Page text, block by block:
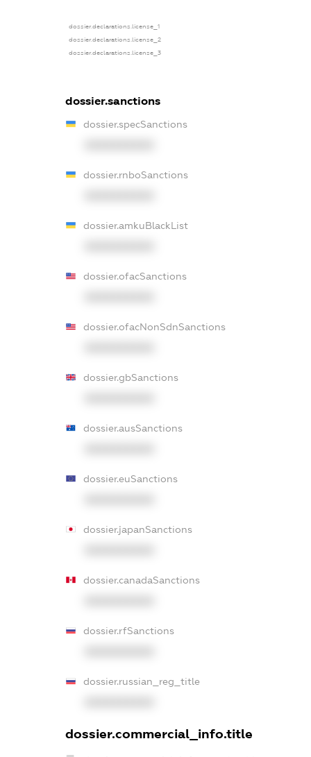
dossier.declarations.license_1
dossier.declarations.license_2
dossier.declarations.license_3
dossier.sanctions
dossier.specSanctions
dossier.rnboSanctions
dossier.amkuBlackList
dossier.ofacSanctions
dossier.ofacNonSdnSanctions
dossier.gbSanctions
dossier.ausSanctions
dossier.euSanctions
dossier.japanSanctions
dossier.canadaSanctions
dossier.rfSanctions
dossier.russian_reg_title
dossier.commercial_info.title